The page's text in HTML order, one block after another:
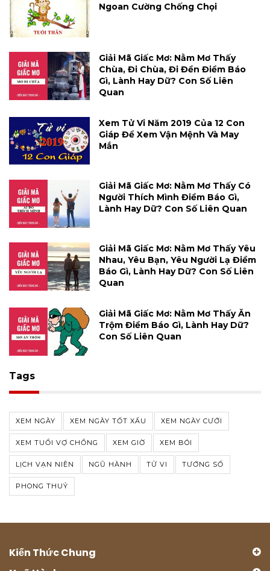
Ngoan Cường Chống Chọi
Giải Mã Giấc Mơ: Nằm Mơ Thấy
Chùa, Đi Chùa, Đi Đền Điềm Báo
Gì, Lành Hay Dữ? Con Số Liên
Quan
Xem Tử Vi Năm 2019 Của 12 Con
Giáp Để Xem Vận Mệnh Và May
Mắn
Giải Mã Giấc Mơ: Nằm Mơ Thấy Có
Người Thích Mình Điềm Báo Gì,
Lành Hay Dữ? Con Số Liên Quan
Giải Mã Giấc Mơ: Nằm Mơ Thấy Yêu
Nhau, Yêu Bạn, Yêu Người Lạ Điềm
Báo Gì, Lành Hay Dữ? Con Số Liên
Quan
Giải Mã Giấc Mơ: Nằm Mơ Thấy Ăn
Trộm Điềm Báo Gì, Lành Hay Dữ?
Con Số Liên Quan
Tags
XEM NGÀY XEM NGÀY TỐT XẤU XEM NGÀY CƯỚI
XEM TUỔI VỢ CHỒNG XEM GIỜ XEM BÓI
LỊCH VẠN NIÊN NGŨ HÀNH TỬ VI TƯỚNG SỐ
PHONG THUỶ
Kiến Thức Chung